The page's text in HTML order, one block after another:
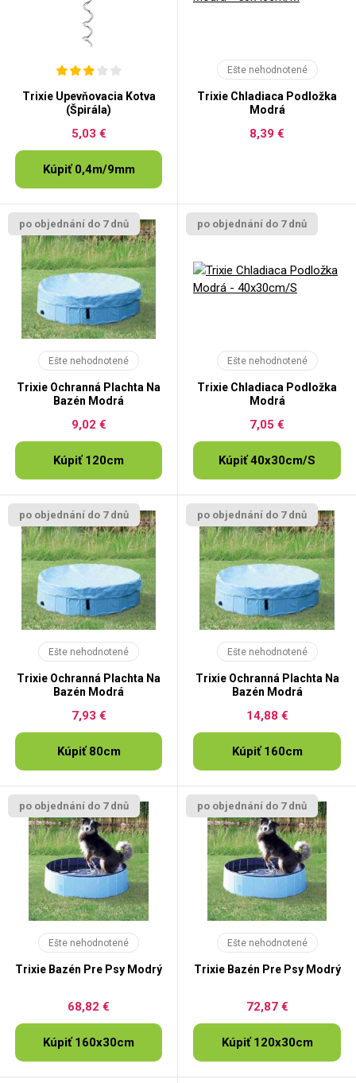
Trixie Upevňovacia Kotva
(Špirála)
5,03 €
Kúpiť 0,4m/9mm
Ešte nehodnotené
Trixie Chladiaca Podložka
Modrá
8,39 €
po objednání do 7 dnů
Ešte nehodnotené
Trixie Ochranná Plachta Na
Bazén Modrá
9,02 €
Kúpiť 120cm
po objednání do 7 dnů
Ešte nehodnotené
Trixie Chladiaca Podložka
Modrá
7,05 €
Kúpiť 40x30cm/S
po objednání do 7 dnů
Ešte nehodnotené
Trixie Ochranná Plachta Na
Bazén Modrá
7,93 €
Kúpiť 80cm
po objednání do 7 dnů
Ešte nehodnotené
Trixie Ochranná Plachta Na
Bazén Modrá
14,88 €
Kúpiť 160cm
po objednání do 7 dnů
Ešte nehodnotené
Trixie Bazén Pre Psy Modrý
68,82 €
Kúpiť 160x30cm
po objednání do 7 dnů
Ešte nehodnotené
Trixie Bazén Pre Psy Modrý
72,87 €
Kúpiť 120x30cm